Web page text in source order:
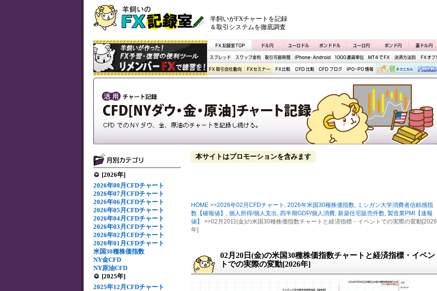
羊飼いがFXチャートを記録
＆取引システムを徹底調査
[2026年]
2026年08月CFDチャート
2026年07月CFDチャート
2026年06月CFDチャート
2026年05月CFDチャート
2026年04月CFDチャート
2026年03月CFDチャート
2026年02月CFDチャート
2026年01月CFDチャート
米国30種株価指数
NY金CFD
NY原油CFD
[2025年]
2025年12月CFDチャート
本サイトはプロモーションを含みます
HOME >>2026年02月CFDチャート , 2026年米国30種株価指数, ミシガン大学消費者信頼感指
数【確報値】 , 個人所得/個人支出, 四半期GDP/個人消費, 新築住宅販売件数, 製造業PMI【速報
値】
>>02月20日(金)の米国30種株価指数チャートと経済指標・イベントでの実際の変動[2026
年]
02月20日(金)の米国30種株価指数チャートと経済指標・イベン
トでの実際の変動[2026年]